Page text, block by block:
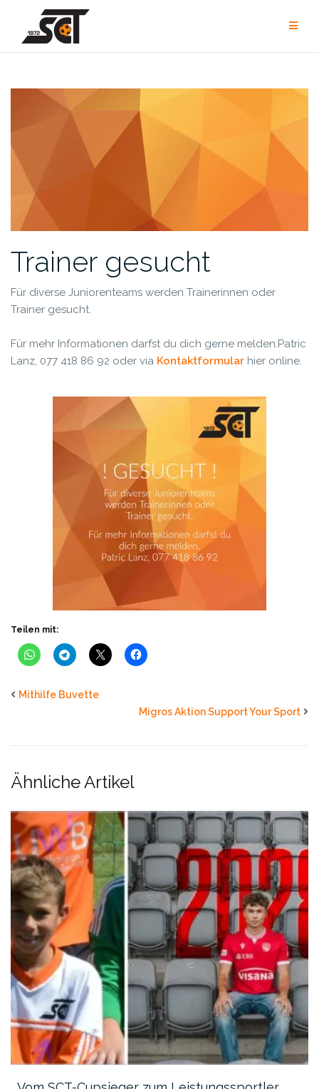
springen
Trainer gesucht
Für diverse Juniorenteams werden Trainerinnen oder
Trainer gesucht.
Für mehr Informationen darfst du dich gerne melden.Patric
Lanz, 077 418 86 92 oder via Kontaktformular hier online.
Teilen mit:
Mithilfe Buvette
Migros Aktion Support Your Sport
Ähnliche Artikel